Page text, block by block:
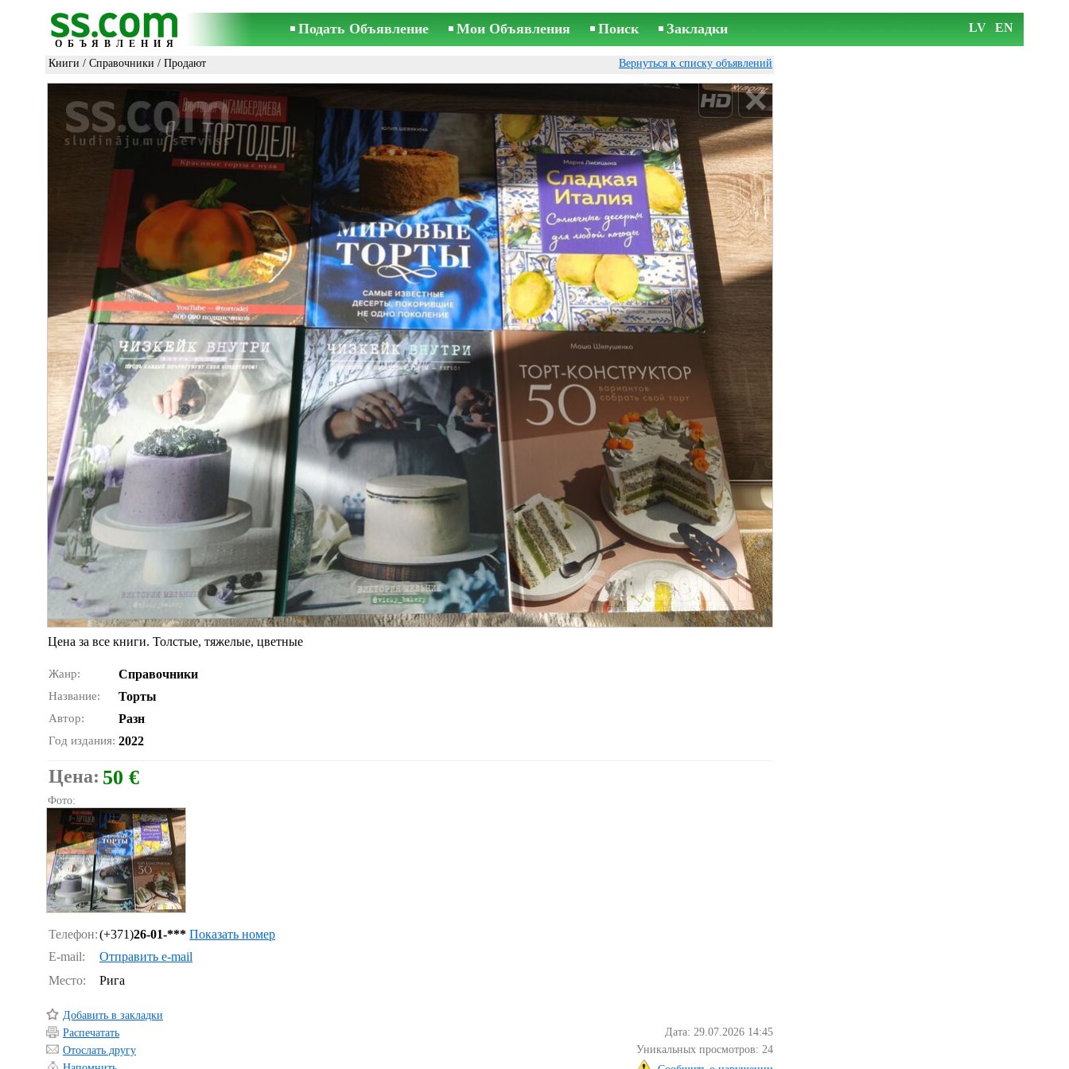
ОБЪЯВЛЕНИЯ
Подать Объявление Мои Объявления Поиск Закладки LV EN
Книги / Справочники / Продают Вернуться к списку объявлений
Цена за все книги. Толстые, тяжелые, цветные
Жанр: Справочники
Название: Торты
Автор: Разн
Год издания: 2022
Цена: 50 €
Фото:
Телефон:(+371)26-01-*** Показать номер
E-mail:
Отправить e-mail
Место:
Рига
Добавить в закладки
Распечатать
Дата: 29.07.2026 14:45
Отослать другу
Уникальных просмотров: 24